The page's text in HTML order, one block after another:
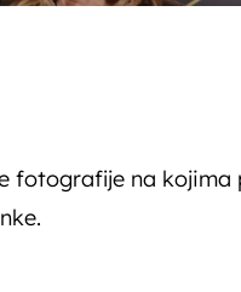
fotografije na kojima